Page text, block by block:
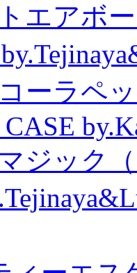
エアボ
ーラペ
ジック